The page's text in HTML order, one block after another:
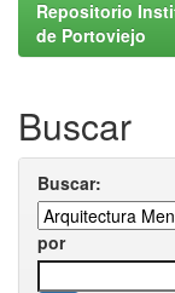
Repositorio
de Portoviejo
Buscar
Buscar:
por